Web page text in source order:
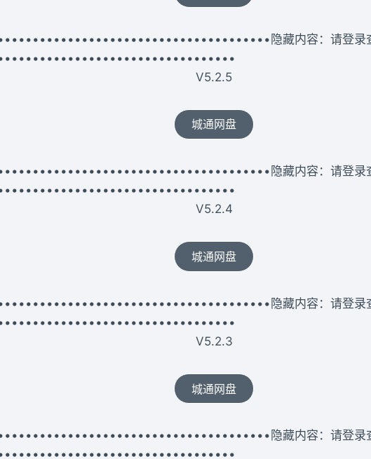
隐藏内容：请登录
V5.2.5
城通网盘
隐藏内容：请登录
V5.2.4
城通网盘
隐藏内容：请登录
V5.2.3
城通网盘
隐藏内容：请登录